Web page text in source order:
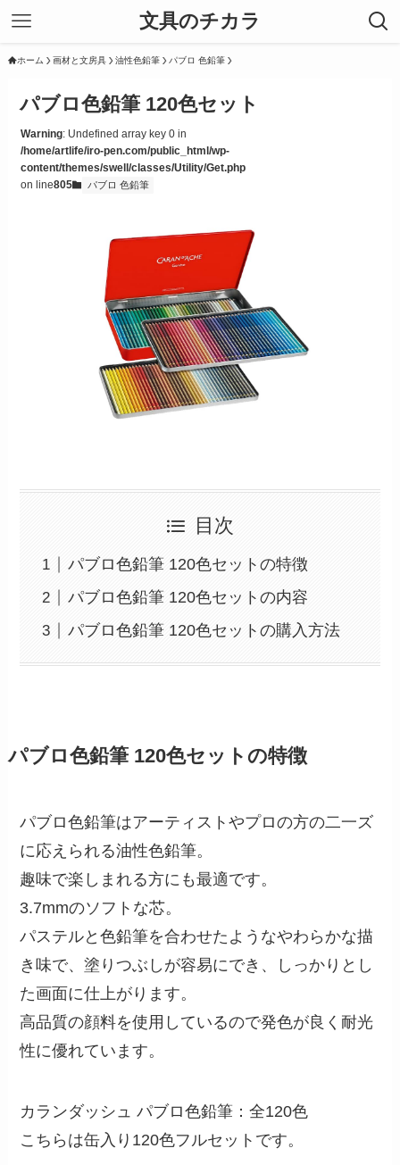
文具のチカラ
ホーム 画材と文房具 油性色鉛筆 パブロ 色鉛筆
パブロ色鉛筆 120色セット
Warning: Undefined array key 0 in
/home/artlife/iro-pen.com/public_html/wp-
content/themes/swell/classes/Utility/Get.php
on line805 パブロ 色鉛筆
目次
パブロ色鉛筆 120色セットの特徴
パブロ色鉛筆 120色セットの内容
パブロ色鉛筆 120色セットの購入方法
パブロ色鉛筆 120色セットの特徴
パブロ色鉛筆はアーティストやプロの方の二一ズ
に応えられる油性色鉛筆。
趣味で楽しまれる方にも最適です。
3.7mmのソフトな芯。
パステルと色鉛筆を合わせたようなやわらかな描
き味で、塗りつぶしが容易にでき、しっかりとし
た画面に仕上がります。
高品質の顔料を使用しているので発色が良く耐光
性に優れています。
カランダッシュ パブロ色鉛筆：全120色
こちらは缶入り120色フルセットです。